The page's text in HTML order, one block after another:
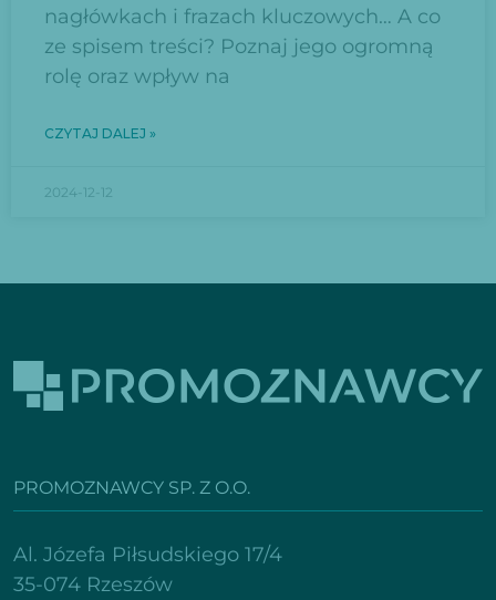
nagłówkach i frazach kluczowych… A co
ze spisem treści? Poznaj jego ogromną
rolę oraz wpływ na
CZYTAJ DALEJ »
2024-12-12
PROMOZNAWCY SP. Z O.O.
Al. Józefa Piłsudskiego 17/4
35-074 Rzeszów